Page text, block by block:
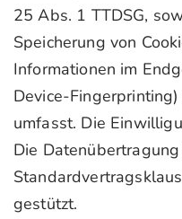
25 Abs. 1 TTDSG,
Speicherung von
Informationen im
Device-
umfasst. Die
Die
gestützt.